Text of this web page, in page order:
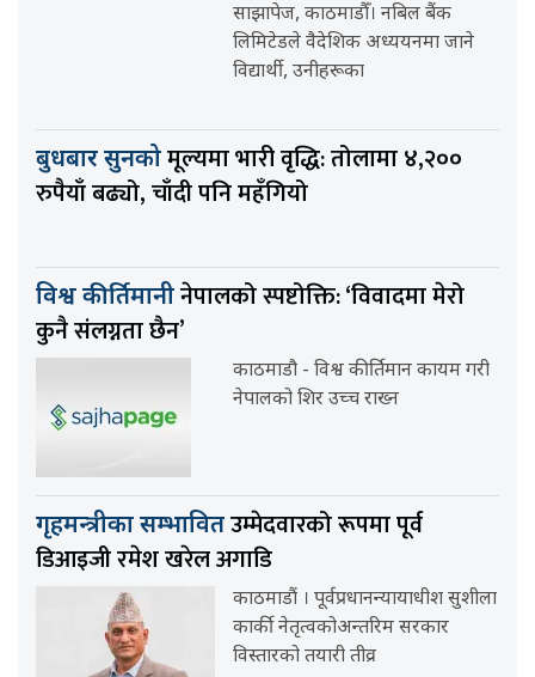
साझापेज, काठमाडौँ। नबिल बैंक
लिमिटेडले वैदेशिक अध्ययनमा जाने
विद्यार्थी, उनीहरूका
बुधबार सुनकोमूल्यमा भारी वृद्धि: तोलामा ४,२००
रुपैयाँ बढ्यो, चाँदी पनि महँगियो
विश्व कीर्तिमानीनेपालको स्पष्टोक्ति: ‘विवादमा मेरो
कुनै संलग्नता छैन’
काठमाडौ - विश्व कीर्तिमान कायम गरी
नेपालको शिर उच्च राख्न
गृहमन्त्रीका सम्भावितउम्मेदवारको रूपमा पूर्व
डिआइजी रमेश खरेल अगाडि
काठमाडौं । पूर्वप्रधानन्यायाधीश सुशीला
कार्की नेतृत्वकोअन्तरिम सरकार
विस्तारको तयारी तीव्र